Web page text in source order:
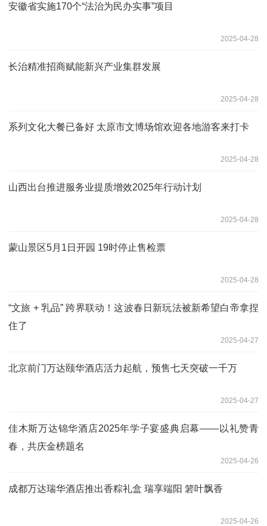
安徽省实施170个“法治为民办实事”项目
2025-04-28
长治精准招商赋能新兴产业集群发展
2025-04-28
系列文化大餐已备好 太原市文博场馆欢迎各地游客来打卡
2025-04-28
山西出台推进服务业提质增效2025年行动计划
2025-04-28
蒙山景区5月1日开园 19时停止售检票
2025-04-28
“文旅 + 乳品” 跨界联动！这波春日新玩法被新希望白帝拿捏
住了
2025-04-27
北京前门万达颐华酒店活力起航，预售七天突破一千万
2025-04-27
佳木斯万达锦华酒店2025年学子宴盛典启幕——以礼赞青
春，共庆金榜题名
2025-04-26
成都万达瑞华酒店推出香粽礼盒 瑞享端阳 箬叶飘香
2025-04-26